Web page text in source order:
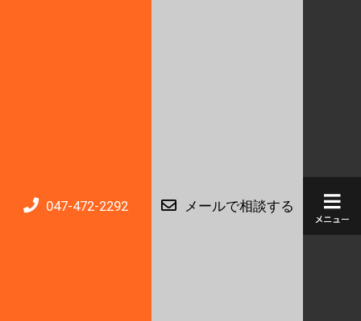
047-472-2292 メールで相談する